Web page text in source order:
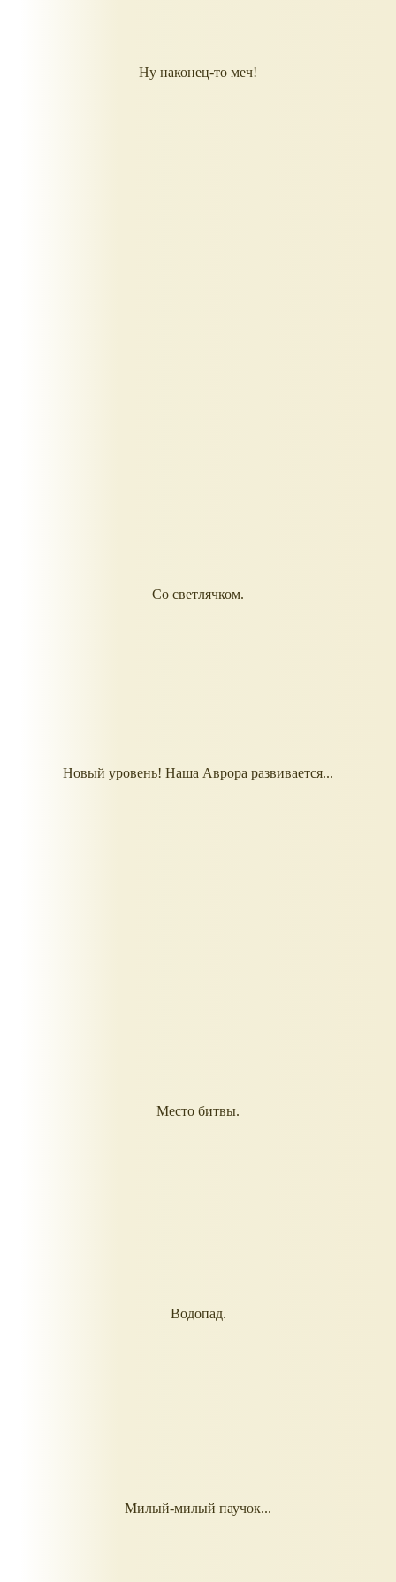
Ну наконец-то меч!
Со светлячком.
Новый уровень! Наша Аврора развивается...
Место битвы.
Водопад.
Милый-милый паучок...